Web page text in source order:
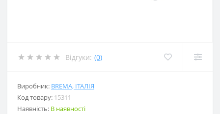
Відгуки: (0)
Виробник: BREMA, ІТАЛІЯ
Код товару: 15311
Наявність: В наявності